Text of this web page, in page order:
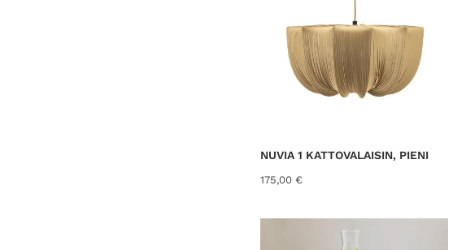
NUVIA 1 KATTOVALAISIN, PIENI
175,00 €